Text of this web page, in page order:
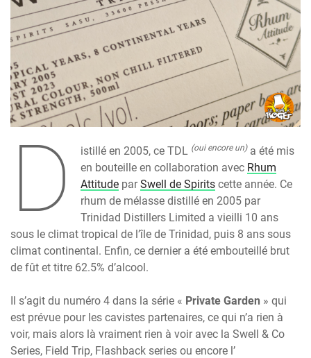
D istillé en 2005, ce TDL (oui encore un)a été mis
en bouteille en collaboration avec Rhum
Attitude parSwell de Spirits cette année. Ce
rhum de mélasse distillé en 2005 par
Trinidad Distillers Limited a vieilli 10 ans
sous le climat tropical de l’île de Trinidad, puis 8 ans sous
climat continental. Enfin, ce dernier a été embouteillé brut
de fût et titre 62.5% d’alcool.
Il s’agit du numéro 4 dans la série « Private Garden » qui
est prévue pour les cavistes partenaires, ce qui n’a rien à
voir, mais alors là vraiment rien à voir avec la Swell & Co
Series, Field Trip, Flashback series ou encore l’